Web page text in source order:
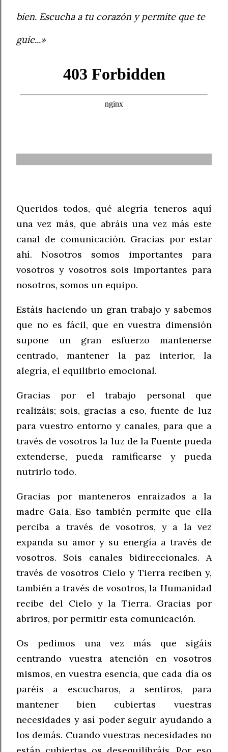
bien. Escucha a tu corazón y permite que te
guíe...»
Queridos todos, qué alegría teneros aquí
una vez más, que abráis una vez más este
canal de comunicación. Gracias por estar
ahí. Nosotros somos importantes para
vosotros y vosotros sois importantes para
nosotros, somos un equipo.
Estáis haciendo un gran trabajo y sabemos
que no es fácil, que en vuestra dimensión
supone un gran esfuerzo mantenerse
centrado, mantener la paz interior, la
alegría, el equilibrio emocional.
Gracias por el trabajo personal que
realizáis; sois, gracias a eso, fuente de luz
para vuestro entorno y canales, para que a
través de vosotros la luz de la Fuente pueda
extenderse, pueda ramificarse y pueda
nutrirlo todo.
Gracias por manteneros enraizados a la
madre Gaia. Eso también permite que ella
perciba a través de vosotros, y a la vez
expanda su amor y su energía a través de
vosotros. Sois canales bidireccionales. A
través de vosotros Cielo y Tierra reciben y,
también a través de vosotros, la Humanidad
recibe del Cielo y la Tierra. Gracias por
abriros, por permitir esta comunicación.
Os pedimos una vez más que sigáis
centrando vuestra atención en vosotros
mismos, en vuestra esencia, que cada día os
paréis a escucharos, a sentiros, para
mantener bien cubiertas vuestras
necesidades y así poder seguir ayudando a
los demás. Cuando vuestras necesidades no